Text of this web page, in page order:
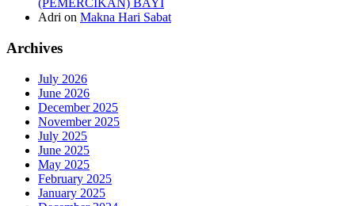
(PEMERCIKAN) BAYI
Adri on Makna Hari Sabat
Archives
July 2026
June 2026
December 2025
November 2025
July 2025
June 2025
May 2025
February 2025
January 2025